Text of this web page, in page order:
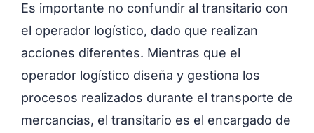
Es importante no confundir al transitario con
el operador logístico, dado que realizan
acciones diferentes. Mientras que el
operador logístico diseña y gestiona los
procesos realizados durante el transporte de
mercancías, el transitario es el encargado de